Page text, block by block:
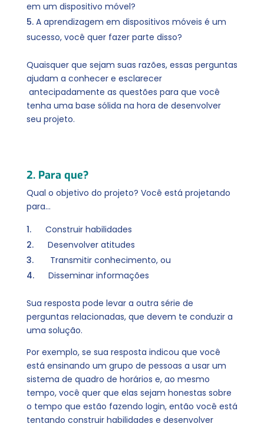
em um dispositivo móvel?
A aprendizagem em dispositivos móveis é um
sucesso, você quer fazer parte disso?
Quaisquer que sejam suas razões, essas perguntas
ajudam a conhecer e esclarecer
antecipadamente as questões para que você
tenha uma base sólida na hora de desenvolver
seu projeto.
2. Para que?
Qual o objetivo do projeto? Você está projetando
para…
Construir habilidades
Desenvolver atitudes
Transmitir conhecimento, ou
Disseminar informações
Sua resposta pode levar a outra série de
perguntas relacionadas, que devem te conduzir a
uma solução.
Por exemplo, se sua resposta indicou que você
está ensinando um grupo de pessoas a usar um
sistema de quadro de horários e, ao mesmo
tempo, você quer que elas sejam honestas sobre
o tempo que estão fazendo login, então você está
tentando construir habilidades e desenvolver